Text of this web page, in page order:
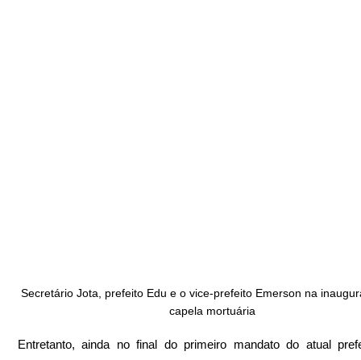
Secretário Jota, prefeito Edu e o vice-prefeito Emerson na
capela mortuária
Entretanto, ainda no final do primeiro mandato do atual